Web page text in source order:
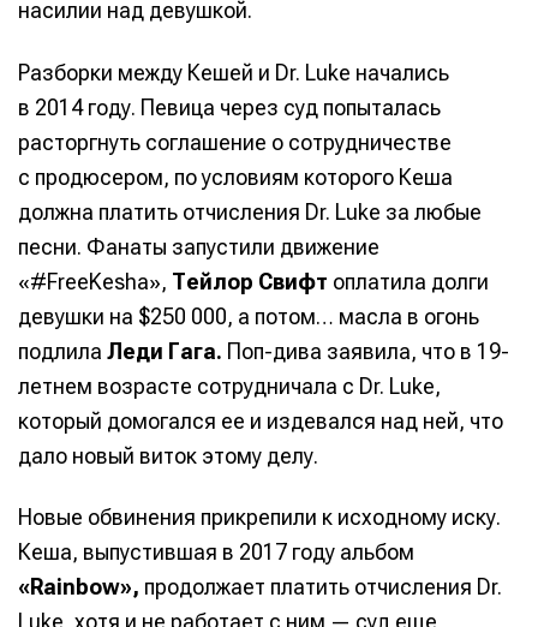
Написание
Исполнение
Продакшн
Инструменты
Оборудование
Написание
Исполнение
Продакшн
Инструменты
Оборудование
насилии над девушкой.
Разборки между Кешей и Dr. Luke начались
в 2014 году. Певица через суд попыталась
расторгнуть соглашение о сотрудничестве
с продюсером, по условиям которого Кеша
должна платить отчисления Dr. Luke за любые
песни. Фанаты запустили движение
«#FreeKesha», Тейлор Свифт оплатила долги
девушки на $250 000, а потом… масла в огонь
подлила Леди Гага. Поп-дива заявила, что в 19-
летнем возрасте сотрудничала с Dr. Luke,
который домогался ее и издевался над ней, что
дало новый виток этому делу.
Новые обвинения прикрепили к исходному иску.
Кеша, выпустившая в 2017 году альбом
«Rainbow», продолжает платить отчисления Dr.